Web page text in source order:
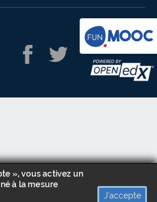
», vous activez un
à la mesure
J'accepte